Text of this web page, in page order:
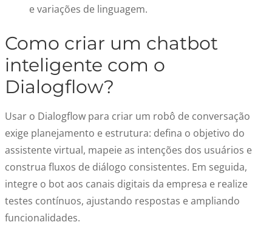
e variações de linguagem.
Como criar um chatbot
inteligente com o
Dialogflow?
Usar o Dialogflow para criar um robô de conversação
exige planejamento e estrutura: defina o objetivo do
assistente virtual, mapeie as intenções dos usuários e
construa fluxos de diálogo consistentes. Em seguida,
integre o bot aos canais digitais da empresa e realize
testes contínuos, ajustando respostas e ampliando
funcionalidades.